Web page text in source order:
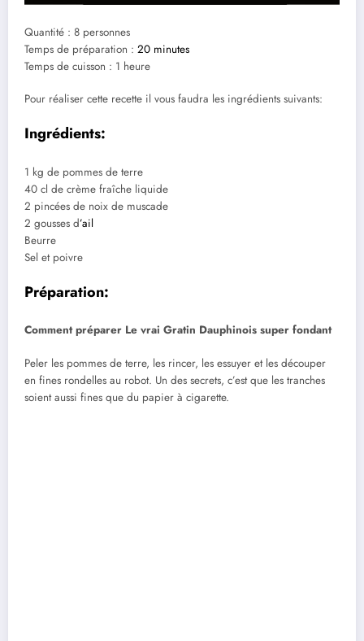
Quantité : 8 personnes
Temps de préparation : 20 minutes
Temps de cuisson : 1 heure
Pour réaliser cette recette il vous faudra les ingrédients suivants:
Ingrédients:
1 kg de pommes de terre
40 cl de crème fraîche liquide
2 pincées de noix de muscade
2 gousses d’ail
Beurre
Sel et poivre
Préparation:
Comment préparer Le vrai Gratin Dauphinois super fondant
Peler les pommes de terre, les rincer, les essuyer et les découper
en fines rondelles au robot. Un des secrets, c’est que les tranches
soient aussi fines que du papier à cigarette.